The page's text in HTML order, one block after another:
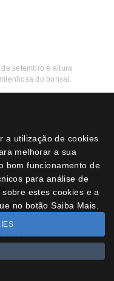
setembro é altura
do bonsai.
condições
morta
sulfúrico.
jin ou uma
a utilização de cookies
melhorar a sua
bom funcionamento de
para análise de
estes cookies e a
no botão Saiba Mais.